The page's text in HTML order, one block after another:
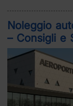
Noleggio
– Consigli e